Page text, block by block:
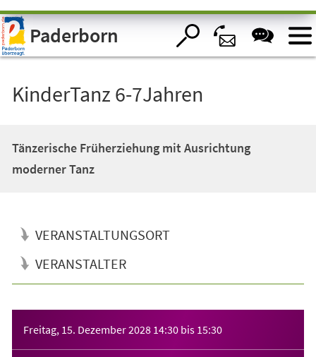
Visuelle
Assistenzsoftware
öffnen.Paderborn
KinderTanz 6-7Jahren
Tänzerische Früherziehung mit Ausrichtung
moderner Tanz
VERANSTALTUNGSORT
VERANSTALTER
Freitag, 15. Dezember 2028 14:30 bis 15:30